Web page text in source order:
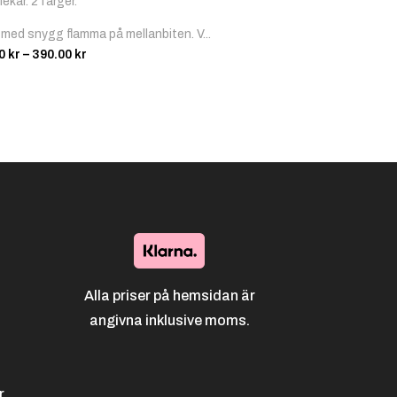
snygg flamma på mellanbiten. V...
kr – 390.00 krPrisintervall:
Alla priser på hemsidan är
angivna inklusive moms.